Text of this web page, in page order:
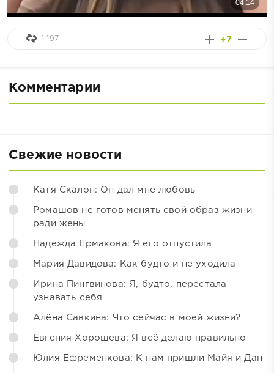
+7
1 197
Комментарии
Свежие новости
Катя Скалон: Он дал мне любовь
Ромашов не готов менять свой образ жизни
ради жены
Надежда Ермакова: Я его отпустила
Мария Давидова: Как будто и не уходила
Ирина Пингвинова: Я, будто, перестала
узнавать себя
Алёна Савкина: Что сейчас в моей жизни?
Евгения Хорошева: Я всё делаю правильно
Юлия Ефременкова: К нам пришли Майя и Дан